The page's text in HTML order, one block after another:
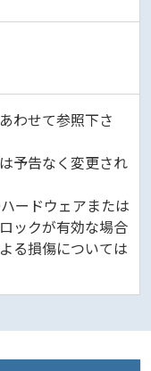
わせて参照下さ
予告なく変更され
ードウェアまたは
ックが有効な場合
る損傷については